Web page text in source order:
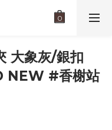
大象灰/銀扣
NEW #香榭站